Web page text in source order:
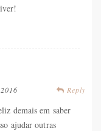
Reply
demais em saber
ajudar outras